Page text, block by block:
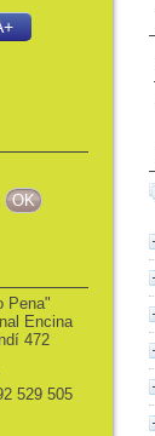
Pena"
Encina
472
529 505